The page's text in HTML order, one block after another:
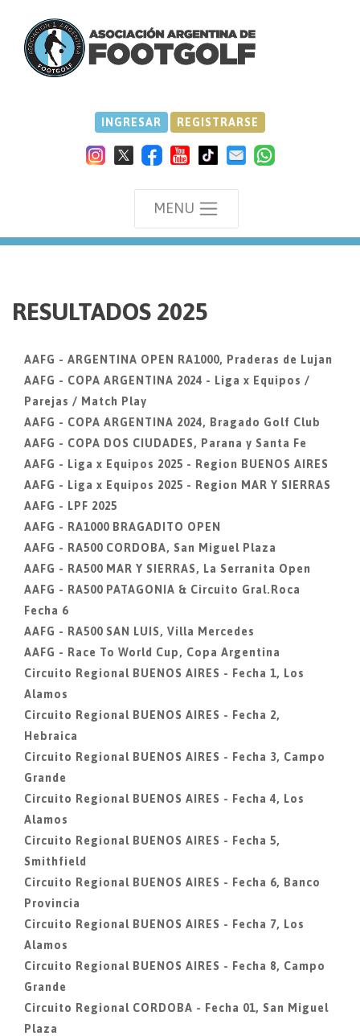
INGRESAR REGISTRARSE
MENU
RESULTADOS 2025
AAFG - ARGENTINA OPEN RA1000, Praderas de Lujan
AAFG - COPA ARGENTINA 2024 - Liga x Equipos /
Parejas / Match Play
AAFG - COPA ARGENTINA 2024, Bragado Golf Club
AAFG - COPA DOS CIUDADES, Parana y Santa Fe
AAFG - Liga x Equipos 2025 - Region BUENOS AIRES
AAFG - Liga x Equipos 2025 - Region MAR Y SIERRAS
AAFG - LPF 2025
AAFG - RA1000 BRAGADITO OPEN
AAFG - RA500 CORDOBA, San Miguel Plaza
AAFG - RA500 MAR Y SIERRAS, La Serranita Open
AAFG - RA500 PATAGONIA & Circuito Gral.Roca
Fecha 6
AAFG - RA500 SAN LUIS, Villa Mercedes
AAFG - Race To World Cup, Copa Argentina
Circuito Regional BUENOS AIRES - Fecha 1, Los
Alamos
Circuito Regional BUENOS AIRES - Fecha 2,
Hebraica
Circuito Regional BUENOS AIRES - Fecha 3, Campo
Grande
Circuito Regional BUENOS AIRES - Fecha 4, Los
Alamos
Circuito Regional BUENOS AIRES - Fecha 5,
Smithfield
Circuito Regional BUENOS AIRES - Fecha 6, Banco
Provincia
Circuito Regional BUENOS AIRES - Fecha 7, Los
Alamos
Circuito Regional BUENOS AIRES - Fecha 8, Campo
Grande
Circuito Regional CORDOBA - Fecha 01, San Miguel
Plaza